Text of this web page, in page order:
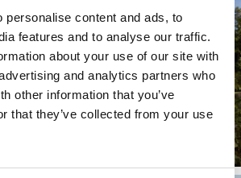
personalise content and ads, to
features and to analyse our traffic.
about your use of our site with
and analytics partners who
other information that you’ve
that they’ve collected from your use